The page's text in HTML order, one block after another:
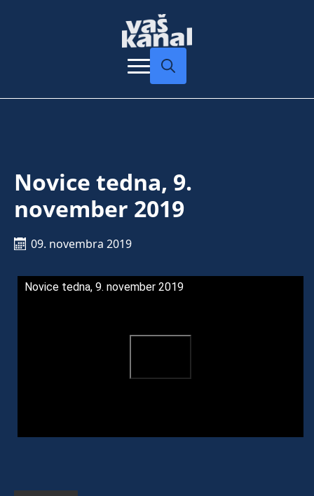
Novice tedna, 9.
november 2019
09. novembra 2019
Novice tedna, 9. november 2019